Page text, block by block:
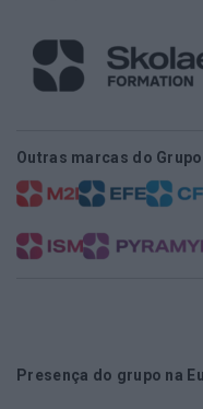
Outras marcas do Grupo
Presença do grupo na